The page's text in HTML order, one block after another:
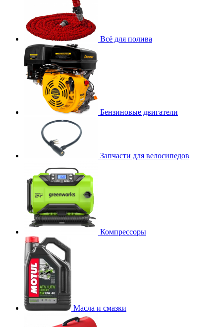
Всё для полива
Бензиновые двигатели
Запчасти для велосипедов
Компрессоры
Масла и смазки